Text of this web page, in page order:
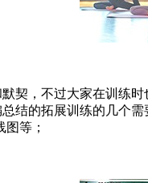
契，不过大家在训练
结的拓展训练的几个
等；